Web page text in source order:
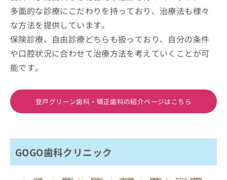
多面的な診療にこだわりを持っており、治療法も様々
な方法を提供しています。
保険診療、自由診療どちらも扱っており、自分の条件
や口腔状況に合わせて治療方法を考えていくことが可
能です。
登戸グリーン歯科・矯正歯科の紹介ページはこちら
GOGO歯科クリニック